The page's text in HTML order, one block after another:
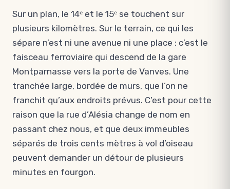
Sur un plan, le 14ᵉ et le 15ᵉ se touchent sur
plusieurs kilomètres. Sur le terrain, ce qui les
sépare n’est ni une avenue ni une place : c’est le
faisceau ferroviaire qui descend de la gare
Montparnasse vers la porte de Vanves. Une
tranchée large, bordée de murs, que l’on ne
franchit qu’aux endroits prévus. C’est pour cette
raison que la rue d’Alésia change de nom en
passant chez nous, et que deux immeubles
séparés de trois cents mètres à vol d’oiseau
peuvent demander un détour de plusieurs
minutes en fourgon.